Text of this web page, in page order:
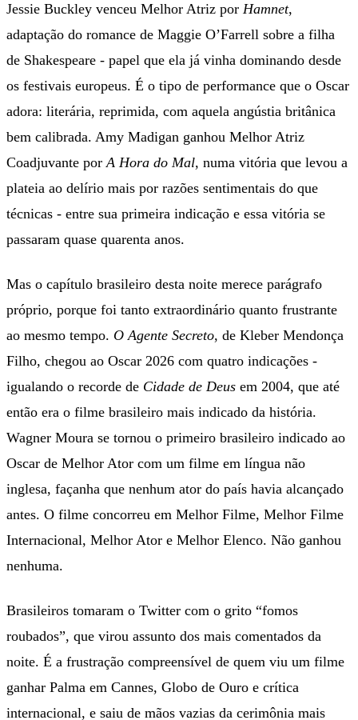
Jessie Buckley venceu Melhor Atriz por Hamnet,
adaptação do romance de Maggie O’Farrell sobre a filha
de Shakespeare - papel que ela já vinha dominando desde
os festivais europeus. É o tipo de performance que o Oscar
adora: literária, reprimida, com aquela angústia britânica
bem calibrada. Amy Madigan ganhou Melhor Atriz
Coadjuvante porA Hora do Mal, numa vitória que levou a
plateia ao delírio mais por razões sentimentais do que
técnicas - entre sua primeira indicação e essa vitória se
passaram quase quarenta anos.
Mas o capítulo brasileiro desta noite merece parágrafo
próprio, porque foi tanto extraordinário quanto frustrante
ao mesmo tempo. O Agente Secreto, de Kleber Mendonça
Filho, chegou ao Oscar 2026 com quatro indicações -
igualando o recorde de Cidade de Deus em 2004, que até
então era o filme brasileiro mais indicado da história.
Wagner Moura se tornou o primeiro brasileiro indicado ao
Oscar de Melhor Ator com um filme em língua não
inglesa, façanha que nenhum ator do país havia alcançado
antes. O filme concorreu em Melhor Filme, Melhor Filme
Internacional, Melhor Ator e Melhor Elenco. Não ganhou
nenhuma.
Brasileiros tomaram o Twitter com o grito “fomos
roubados”, que virou assunto dos mais comentados da
noite. É a frustração compreensível de quem viu um filme
ganhar Palma em Cannes, Globo de Ouro e crítica
internacional, e saiu de mãos vazias da cerimônia mais